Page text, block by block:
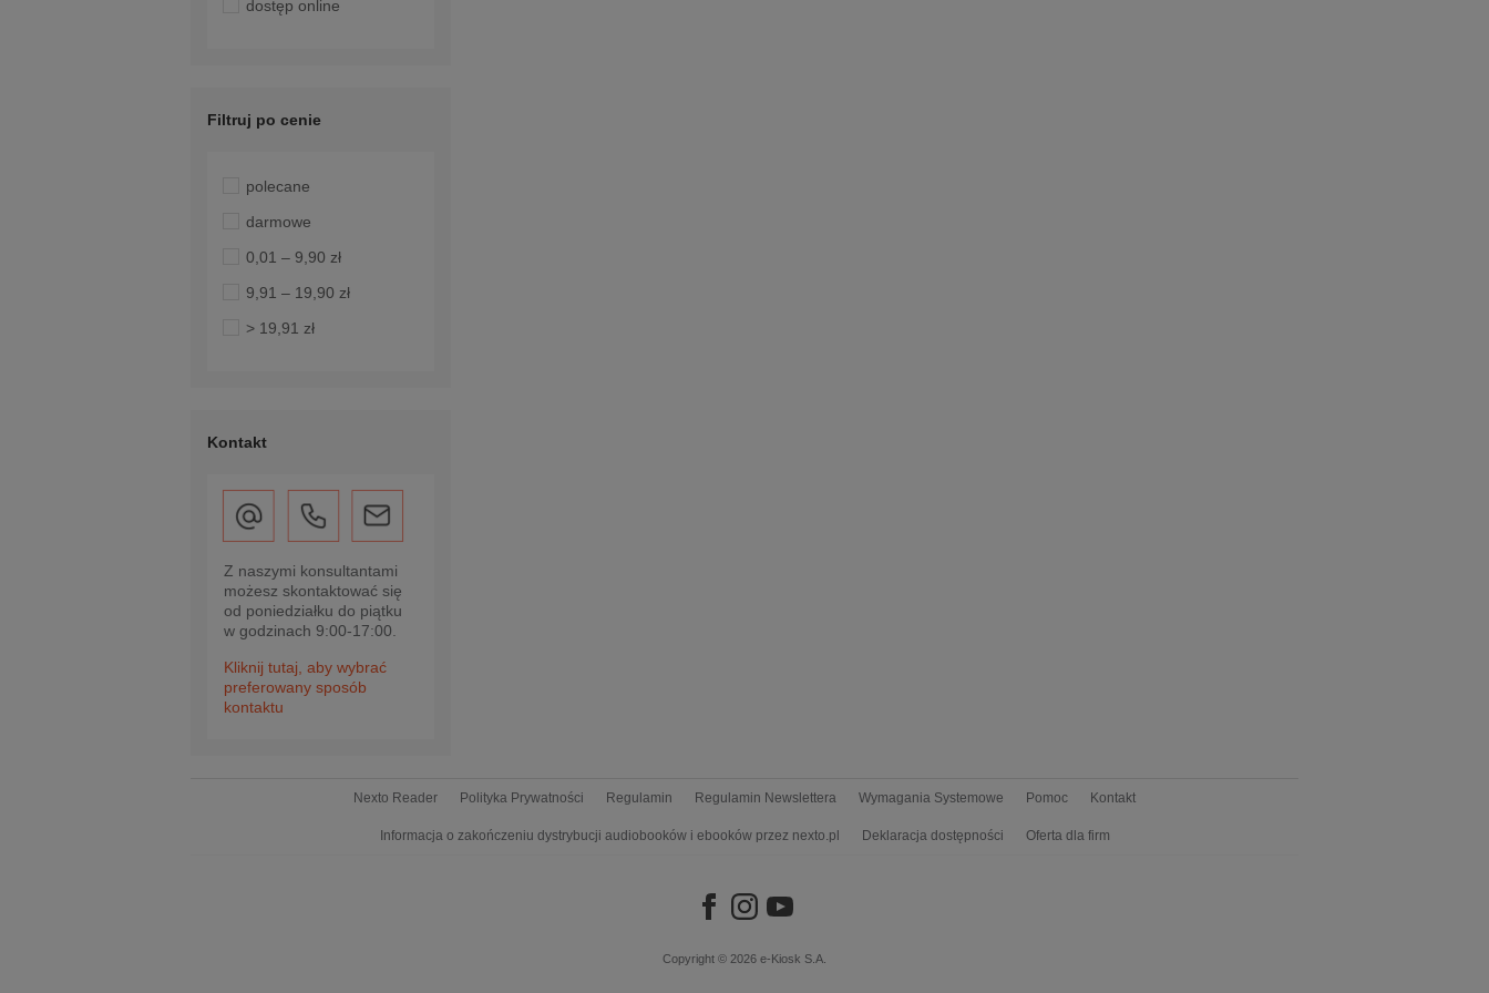
dostęp online
Filtruj po cenie
polecane
darmowe
0,01 – 9,90 zł
9,91 – 19,90 zł
> 19,91 zł
Kontakt
Z naszymi konsultantami
możesz skontaktować się
od poniedziałku do piątku
w godzinach 9:00-17:00.
Kliknij tutaj, aby wybrać
preferowany sposób
kontaktu
Nexto Reader Polityka Prywatności Regulamin Regulamin Newslettera Wymagania Systemowe Pomoc Kontakt
Informacja o zakończeniu dystrybucji audiobooków i ebooków przez nexto.pl Deklaracja dostępności Oferta dla firm
Copyright © 2026 e-Kiosk S.A.